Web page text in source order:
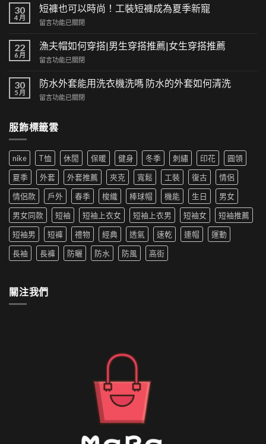
典
與
潮
的
交
集：
街
風
來
尚
革
新〉
中
30
4 月
短褲也可以時尚！工裝短褲成為夏季新寵
在
褲
也
可
時
尚！
工
短
褲
為
夏
季
新
寵〉
中
留言功能已關閉
22
6 月
漁夫帽如何穿搭|男生穿搭推薦|女生穿搭推薦
在
夫
帽
如
搭|
生
穿
搭
推
薦|
女
生
穿
推
薦〉
中
留言功能已關閉
30
5 月
防水外套能用洗衣機洗嗎 防水的外套如何清洗
在
外
用
洗
衣
機
嗎
防
水
外
套
清
洗〉
留言功能已關閉
服飾標籤雲
nike T恤 休閒 保暖 健身 冬季 刺繡 印花
圓領
夏季
外套 外套推薦 夾克 寬鬆 工裝 復古
情侶
情侶款
戶外 春季 梭織 棒球帽 機能 生日
男女
男女同款
短袖 短袖上衣女 短袖上衣男 短袖女
短袖推薦
短袖男
短褲 禮物 經典 透氣 速乾 連帽
運動
長袖
長褲 防曬 防水 防風 高街
關注我們